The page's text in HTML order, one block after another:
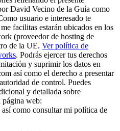
David Vecino de la Guía como
usuario e interesado te
facilitas estarán ubicados en los
(proveedor de hosting de
de la UE. Ver política de
. Podrás ejercer tus derechos
y suprimir los datos en
así como el derecho a presentar
de control. Puedes
y detallada sobre
página web:
como consultar mi política de